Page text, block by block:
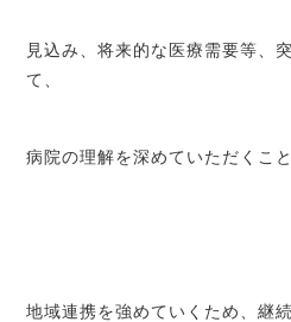
見込み、将来的な医療需要等、
て、
病院の理解を深めていただくこ
地域連携を強めていくため、継